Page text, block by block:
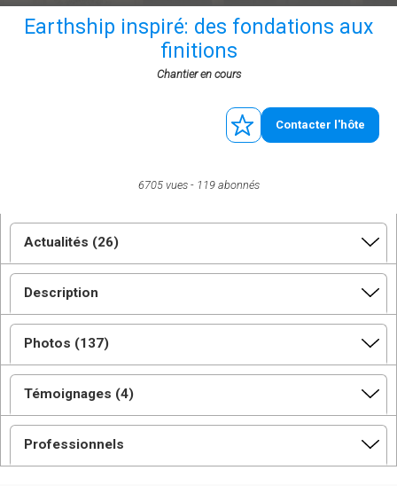
Earthship inspiré: des fondations aux
finitions
Chantier en cours
Contacter l'hôte
6705 vues 119 abonnés
Actualités (26)
Description
Photos (137)
Témoignages (4)
Professionnels